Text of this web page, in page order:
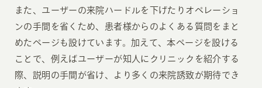
また、ユーザーの来院ハードルを下げたりオペレーショ
ンの手間を省くため、患者様からのよくある質問をまと
めたページも設けています。加えて、本ページを設ける
ことで、例えばユーザーが知人にクリニックを紹介する
際、説明の手間が省け、より多くの来院誘致が期待でき